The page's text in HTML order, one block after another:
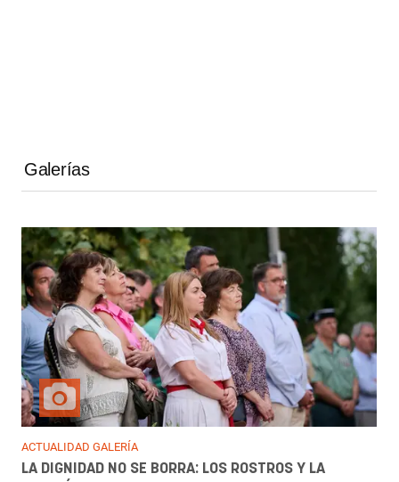
Galerías
ACTUALIDAD GALERÍA
LA DIGNIDAD NO SE BORRA: LOS ROSTROS Y LA